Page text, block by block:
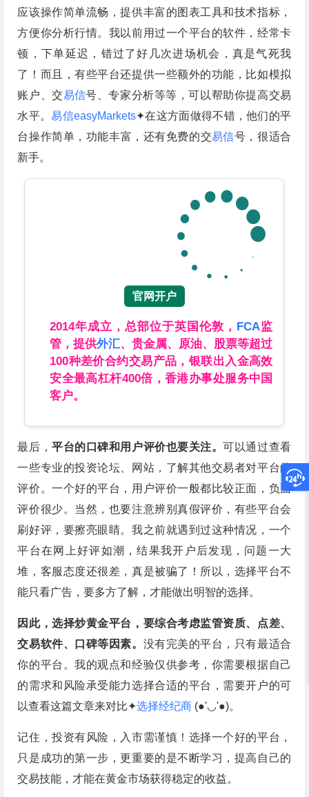
应该操作简单流畅，提供丰富的图表工具和技术指标，
方便你分析行情。我以前用过一个平台的软件，经常卡
顿，下单延迟，错过了好几次进场机会，真是气死我
了！而且，有些平台还提供一些额外的功能，比如模拟
账户、交易信号、专家分析等等，可以帮助你提高交易
水平。易信easyMarkets✦在这方面做得不错，他们的平
台操作简单，功能丰富，还有免费的交易信号，很适合
新手。
官网开户
2014年成立，总部位于英国伦敦， FCA监
管，提供外汇、贵金属、原油、股票等超过
100种差价合约交易产品，银联出入金高效
安全最高杠杆400倍，香港办事处服务中国
客户。
最后，平台的口碑和用户评价也要关注。 可以通过查看
一些专业的投资论坛、网站，了解其他交易者对平台的
评价。一个好的平台，用户评价一般都比较正面，负面
评价很少。当然，也要注意辨别真假评价，有些平台会
刷好评，要擦亮眼睛。我之前就遇到过这种情况，一个
平台在网上好评如潮，结果我开户后发现，问题一大
堆，客服态度还很差，真是被骗了！所以，选择平台不
能只看广告，要多方了解，才能做出明智的选择。
因此，选择炒黄金平台，要综合考虑监管资质、点差、
交易软件、口碑等因素。 没有完美的平台，只有最适合
你的平台。我的观点和经验仅供参考，你需要根据自己
的需求和风险承受能力选择合适的平台，需要开户的可
以查看这篇文章来对比✦选择经纪商 (●'◡'●)。
记住，投资有风险，入市需谨慎！选择一个好的平台，
只是成功的第一步，更重要的是不断学习，提高自己的
交易技能，才能在黄金市场获得稳定的收益。